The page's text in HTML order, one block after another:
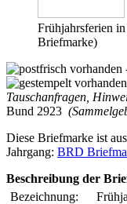
Frühjahrsferien
Briefmarke)
Tauschanfragen,
Bund 2923
Diese Briefmarke ist
Jahrgang: BRD
Beschreibung der
Bezeichnung: